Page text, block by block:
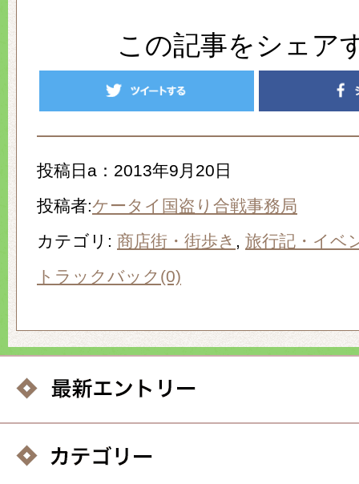
この記事をシェア
投稿日a：2013年9月20日
投稿者:ケータイ国盗り合戦事務局
カテゴリ: 商店街・街歩き , 旅行記・イベ
トラックバック(0)